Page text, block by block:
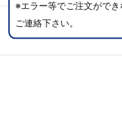
※エラー等でご注文ができ
ご連絡下さい。